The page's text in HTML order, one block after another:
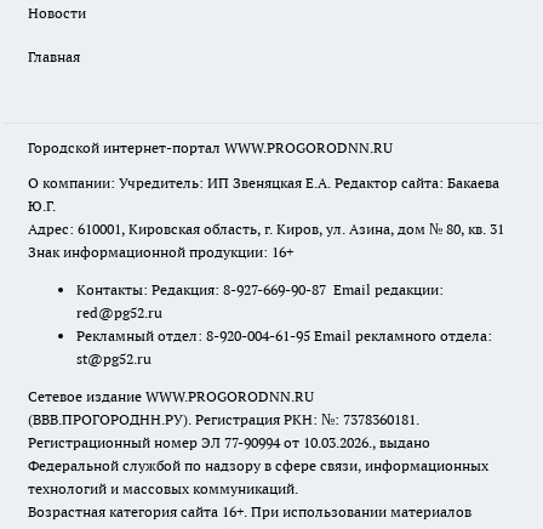
Новости
Главная
Городской интернет-портал WWW.PROGORODNN.RU
О компании: Учредитель: ИП Звеняцкая Е.А. Редактор сайта: Бакаева
Ю.Г.
Адрес: 610001, Кировская область, г. Киров, ул. Азина, дом № 80, кв. 31
Знак информационной продукции: 16+
Контакты: Редакция: 8-927-669-90-87 Email редакции:
red@pg52.ru
Рекламный отдел: 8-920-004-61-95 Email рекламного отдела:
st@pg52.ru
Сетевое издание WWW.PROGORODNN.RU
(ВВВ.ПРОГОРОДНН.РУ). Регистрация РКН: №: 7378360181.
Регистрационный номер ЭЛ 77-90994 от 10.03.2026., выдано
Федеральной службой по надзору в сфере связи, информационных
технологий и массовых коммуникаций.
Возрастная категория сайта 16+. При использовании материалов